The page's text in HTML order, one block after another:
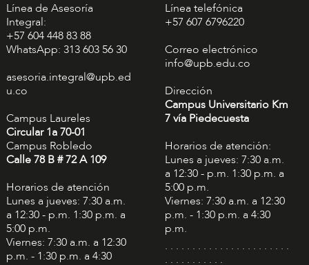
Línea de Asesoría
Integral:
+57 604 448 83 88
WhatsApp: 313 603 56 30
asesoria.integral@upb.ed
u.co
Campus Laureles
Circular 1a 70-01
Campus Robledo
Calle 78 B # 72 A 109
Horarios de atención
Lunes a jueves: 7:30 a.m.
a 12:30 - p.m. 1:30 p.m. a
5:00 p.m.
Viernes: 7:30 a.m. a 12:30
p.m. - 1:30 p.m. a 4:30
Línea telefónica
+57 607 6796220
Correo electrónico
info@upb.edu.co
Dirección
Campus Universitario Km
7 vía Piedecuesta
Horarios de atención:
Lunes a jueves: 7:30 a.m.
a 12:30 - p.m. 1:30 p.m. a
5:00 p.m.
Viernes: 7:30 a.m. a 12:30
p.m. - 1:30 p.m. a 4:30
p.m.
. . . . . . . . . . . . . . . . . . . . . . .
. . . . . . . . . . .